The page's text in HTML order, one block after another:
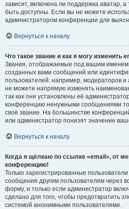
зависит, включена ли поддержка аватар, а
быть доступны. Если вы не можете
администратором конференции для
Вернуться к началу
Что такое звание и как я могу изменить
Звания, отображаемые под вашим
созданных вами сообщений или
пользователей: например, модераторов
не можете напрямую изменять
так как они установлены её
конференцию ненужными сообщениями
своё звание. На большинстве
или администратор понизят значение
Вернуться к началу
Когда я щёлкаю по ссылке «email», от
конференцию!
Только зарегистрированные
сообщения другим пользователям через
форму, и только если администратор
сделано для того, чтобы предотвратить
системой анонимными пользователями.